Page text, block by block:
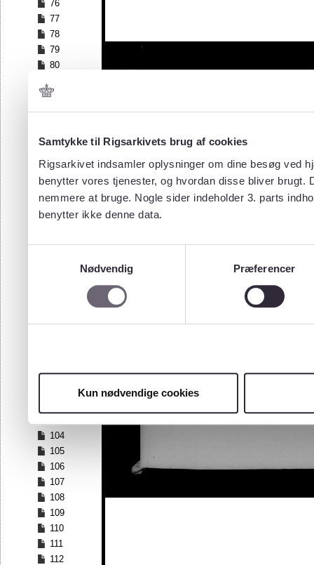
Samtykke til Rigsarkivets brug af cookies
Rigsarkivet indsamler oplysninger om dine besøg ved
benytter vores tjenester, og hvordan disse bliver
nemmere at bruge. Nogle sider indeholder 3. parts
benytter ikke denne data.
Nødvendig
Præferencer
Kun nødvendige cookies
76
77
78
79
80
82
83
85
87
88
89
90
97
100
104
105
106
107
108
109
110
111
112